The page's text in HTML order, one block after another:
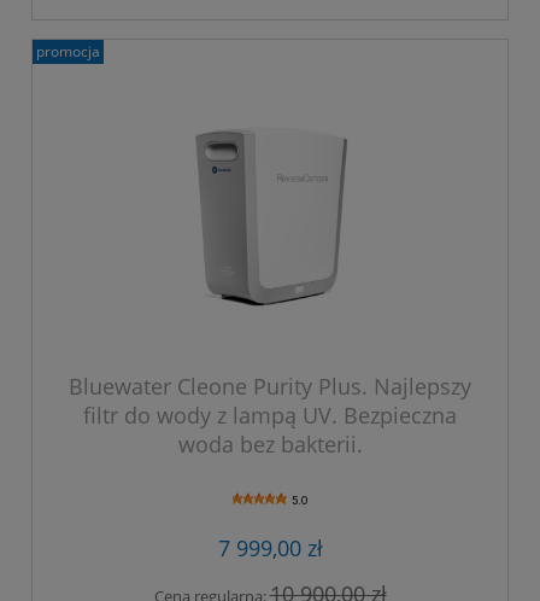
Bluewater Cleone Purity Plus. Najlepszy
filtr do wody z lampą UV. Bezpieczna
woda bez bakterii.
5.0
7 999,00 zł
Cena regularna:10 900,00 zł
promocja